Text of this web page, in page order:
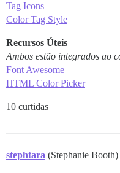
Tag Icons
Color Tag Style
Recursos Úteis
Ambos estão integrados ao
Font Awesome
HTML Color Picker
10 curtidas
stephtara (Stephanie Booth)